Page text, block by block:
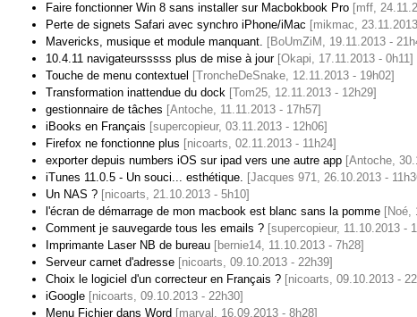
Faire fonctionner Win 8 sans installer sur Macbokbook Pro [mff,
Perte de signets Safari avec synchro iPhone/iMac [mikmac,
Mavericks, musique et module manquant. [BoUmZiM, 19.11.2013 -
10.4.11 navigateursssss plus de mise à jour [Okapi, 17.11.2013 - 0h11]
Touche de menu contextuel [TroncheDeSnake, 12.11.2013 - 19h02]
Transformation inattendue du dock [Tom25, 12.11.2013 - 12h29]
gestionnaire de tâches [Antoche, 11.11.2013 - 17h57]
iBooks en Français [supercopieur, 03.11.2013 - 12h06]
Firefox ne fonctionne plus [nicoarts, 02.11.2013 - 11h24]
exporter depuis numbers iOS sur ipad vers une autre app [Antoche,
iTunes 11.0.5 - Un souci... esthétique. [Jacques 971, 26.10.2013 -
Un NAS ? [nicoarts, 21.10.2013 - 5h10]
l'écran de démarrage de mon macbook est blanc sans la pomme [Noé,
Comment je sauvegarde tous les emails ? [supercopieur, 11.10.2013 -
Imprimante Laser NB de bureau [bernie14, 11.10.2013 - 7h28]
Serveur carnet d'adresse [nicoarts, 09.10.2013 - 22h39]
Choix le logiciel d'un correcteur en Français ? [nicoarts, 09.10.2013 -
iGoogle [nicoarts, 09.10.2013 - 22h30]
Menu Fichier dans Word [marval, 16.09.2013 - 8h28]